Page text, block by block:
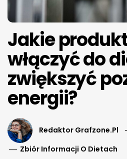
Jakie
włączyć do
zwiększyć
energii?
Redaktor Grafzone.pl
Zbiór Informacji O Dietach